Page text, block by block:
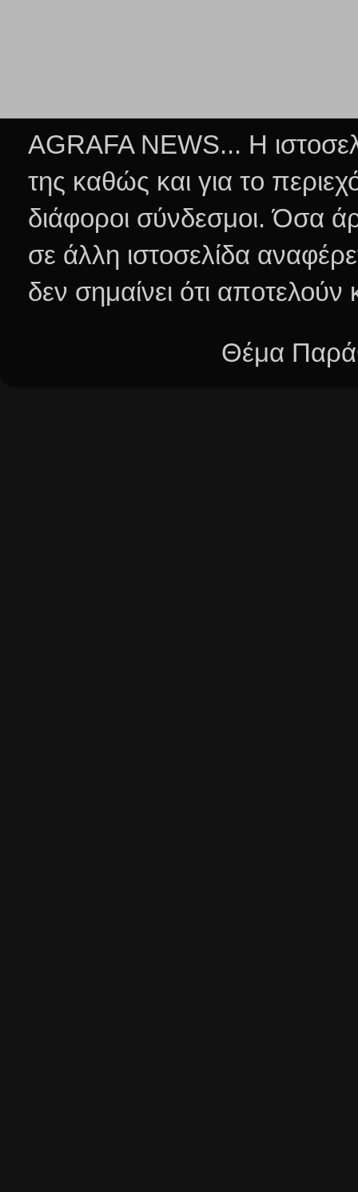
AGRAFA NEWS... Η
της καθώς και για το
διάφοροι σύνδεσμοι.Όσα
σε άλλη ιστοσελίδα
δεν σημαίνει ότι
Θέμα